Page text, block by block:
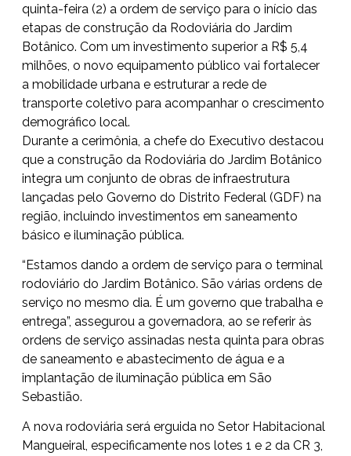
quinta-feira (2) a ordem de serviço para o início das
etapas de construção da Rodoviária do Jardim
Botânico. Com um investimento superior a R$ 5,4
milhões, o novo equipamento público vai fortalecer
a mobilidade urbana e estruturar a rede de
transporte coletivo para acompanhar o crescimento
demográfico local.
Durante a cerimônia, a chefe do Executivo destacou
que a construção da Rodoviária do Jardim Botânico
integra um conjunto de obras de infraestrutura
lançadas pelo Governo do Distrito Federal (GDF) na
região, incluindo investimentos em saneamento
básico e iluminação pública.
“Estamos dando a ordem de serviço para o terminal
rodoviário do Jardim Botânico. São várias ordens de
serviço no mesmo dia. É um governo que trabalha e
entrega”, assegurou a governadora, ao se referir às
ordens de serviço assinadas nesta quinta para obras
de saneamento e abastecimento de água e a
implantação de iluminação pública em São
Sebastião.
A nova rodoviária será erguida no Setor Habitacional
Mangueiral, especificamente nos lotes 1 e 2 da CR 3,